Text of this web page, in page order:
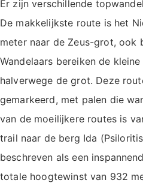
Er zijn verschillende
De makkelijkste route is het
meter naar de Zeus-grot, ook
Wandelaars bereiken de
halverwege de grot. Deze
gemarkeerd, met palen die
van de moeilijkere routes is
trail naar de berg Ida
beschreven als een
totale hoogtewinst van 932